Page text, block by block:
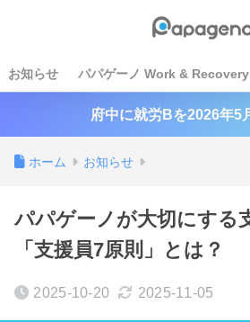
お知らせ パパゲーノ Work & Recovery
府中に就労Bを2026年5
ホーム お知らせ
パパゲーノが大切にする
「支援員7原則」とは？
2025-10-20 2025-11-05